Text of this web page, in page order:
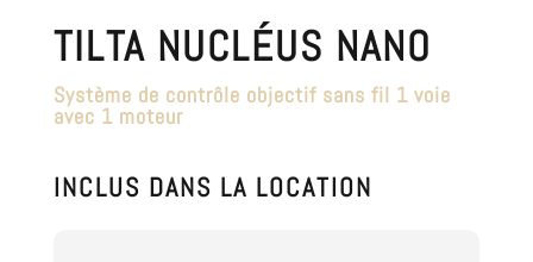
TILTA NUCLÉUS NANO
Système de contrôle objectif sans fil 1 voie
avec 1 moteur
INCLUS DANS LA LOCATION